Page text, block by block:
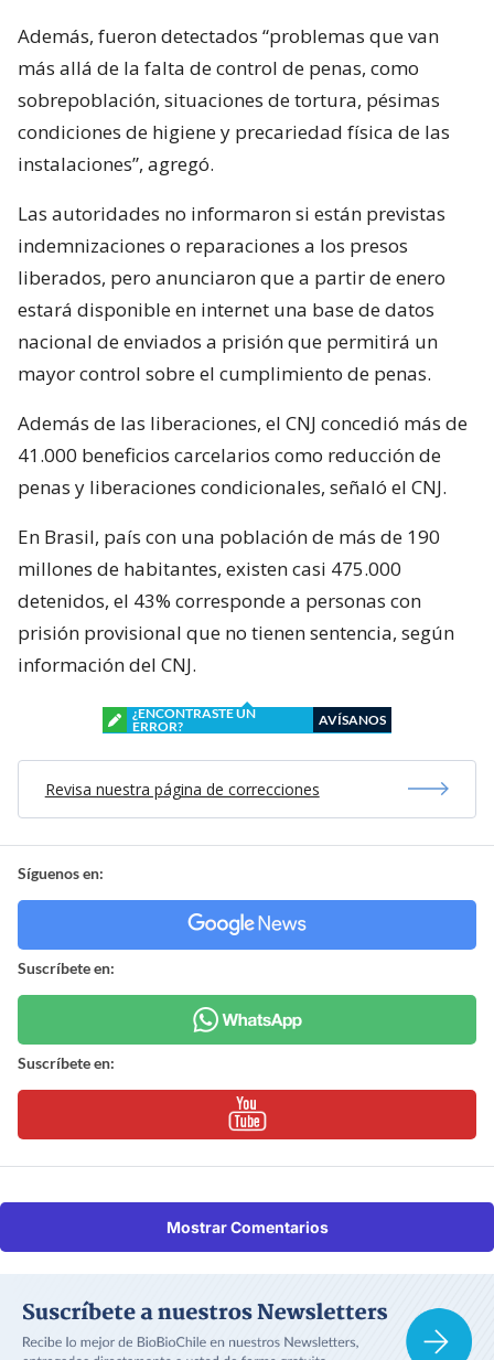
Además, fueron detectados “problemas que van
más allá de la falta de control de penas, como
sobrepoblación, situaciones de tortura, pésimas
condiciones de higiene y precariedad física de las
instalaciones”, agregó.
Las autoridades no informaron si están previstas
indemnizaciones o reparaciones a los presos
liberados, pero anunciaron que a partir de enero
estará disponible en internet una base de datos
nacional de enviados a prisión que permitirá un
mayor control sobre el cumplimiento de penas.
Además de las liberaciones, el CNJ concedió más de
41.000 beneficios carcelarios como reducción de
penas y liberaciones condicionales, señaló el CNJ.
En Brasil, país con una población de más de 190
millones de habitantes, existen casi 475.000
detenidos, el 43% corresponde a personas con
prisión provisional que no tienen sentencia, según
información del CNJ.
¿ENCONTRASTE UN
ERROR?
AVÍSANOS
Revisa nuestra página de correcciones
Síguenos en:
Suscríbete en:
Suscríbete en:
Mostrar Comentarios